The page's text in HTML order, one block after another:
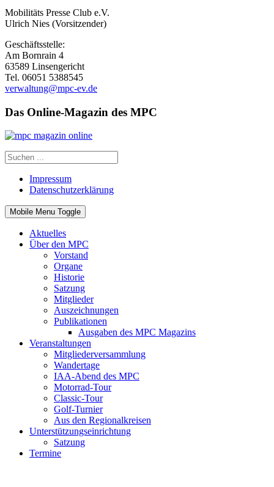
Mobilitäts Presse Club e.V.
Ulrich Nies (Vorsitzender)
Geschäftsstelle:
Am Bornrain 4
63589 Linsengericht
Tel. 06051 5388545
verwaltung@mpc-ev.de
Das Online-Magazin des MPC
Impressum
Datenschutzerklärung
Mobile Menu Toggle
Aktuelles
Über den MPC
Vorstand
Organe
Historie
Satzung
Mitglieder
Auszeichnungen
Publikationen
Ausgaben des MPC Magazins
Veranstaltungen
Mitgliederversammlung
Wandertage
IAA-Abend des MPC
Motorrad-Tour
Classic-Tour
Golf-Turnier
Aus den Regionalkreisen
Unterstützungseinrichtung
Satzung
Termine